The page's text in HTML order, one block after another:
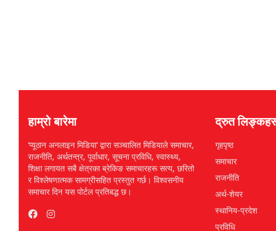
हाम्रो बारेमा
‘प्यूठान अनलाइन मिडिया’ द्वारा सञ्चालित मिडियाले समाचार,
राजनीति, अर्थतन्त्र, पूर्वाधार, सूचना प्रविधि, स्वास्थ्य,
शिक्षा लगायत सबै क्षेत्रका ब्रेकिङ समाचारहरू सत्य, छरितो
र विश्लेषणात्मक सामग्रीसहित प्रस्तुत गर्छ। विश्वसनीय
समाचार दिन यस पोर्टल प्रतिबद्ध छ।
द्रुत
गृहपृष्ठ
समाचार
राजनीति
अर्थ-शेयर
स्थानिय-प्रदेश
प्रविधि